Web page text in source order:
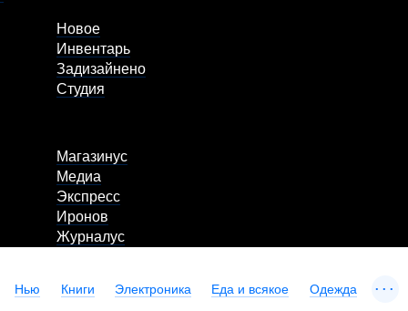
Новое
Инвентарь
Задизайнено
Студия
Магазинус
Медиа
Экспресс
Иронов
Журналус
Нью Книги Электроника Еда и всякое Одежда ...